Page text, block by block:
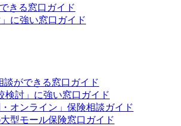
きる窓口ガイド
に強い窓口ガイド
談ができる窓口ガイド
検討」に強い窓口ガイド
オンライン」保険相談ガイド
型モール保険窓口ガイド